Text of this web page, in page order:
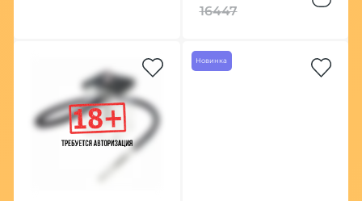
16447
Новинка